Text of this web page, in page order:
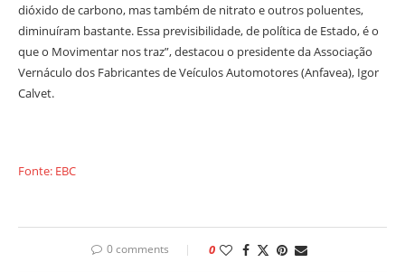
dióxido de carbono, mas também de nitrato e outros poluentes,
diminuíram bastante. Essa previsibilidade, de política de Estado, é o
que o Movimentar nos traz”, destacou o presidente da Associação
Vernáculo dos Fabricantes de Veículos Automotores (Anfavea), Igor
Calvet.
Fonte: EBC
0 comments 0